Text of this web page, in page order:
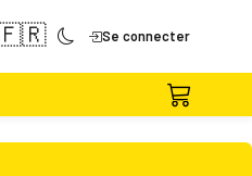
Se connecter